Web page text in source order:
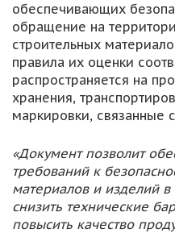
обеспечивающих
обращение на
строительных
правила их оценки
распространяется на
хранения,
маркировки, связанные
«Документ позволит
требований к
материалов и изделий в
снизить технические
повысить качество